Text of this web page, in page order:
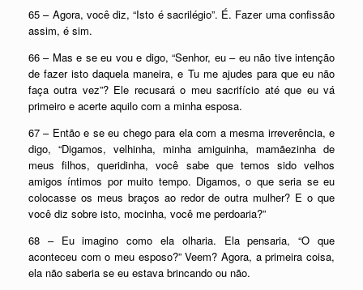
65 – Agora, você diz, “Isto é sacrilégio”. É. Fazer uma confissão
assim, é sim.
66 – Mas e se eu vou e digo, “Senhor, eu – eu não tive intenção
de fazer isto daquela maneira, e Tu me ajudes para que eu não
faça outra vez”? Ele recusará o meu sacrifício até que eu vá
primeiro e acerte aquilo com a minha esposa.
67 – Então e se eu chego para ela com a mesma irreverência, e
digo, “Digamos, velhinha, minha amiguinha, mamãezinha de
meus filhos, queridinha, você sabe que temos sido velhos
amigos íntimos por muito tempo. Digamos, o que seria se eu
colocasse os meus braços ao redor de outra mulher? E o que
você diz sobre isto, mocinha, você me perdoaria?”
68 – Eu imagino como ela olharia. Ela pensaria, “O que
aconteceu com o meu esposo?” Veem? Agora, a primeira coisa,
ela não saberia se eu estava brincando ou não.